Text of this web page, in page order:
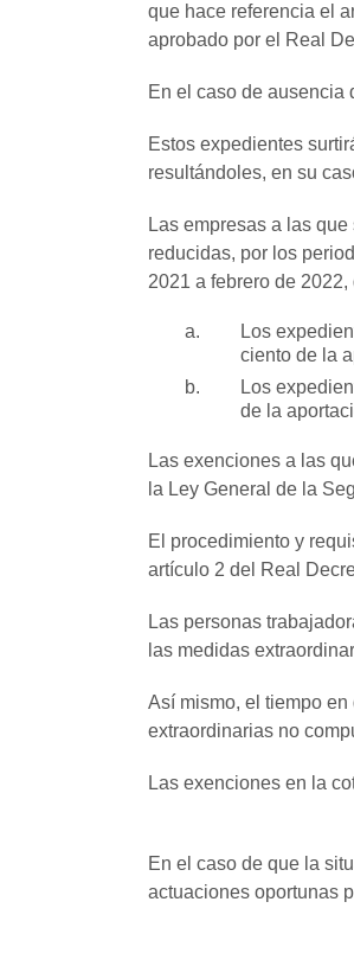
que hace referencia el
aprobado por el Real
En el caso de ausencia
Estos expedientes
resultándoles, en su
Las empresas a las
reducidas, por los
2021 a febrero de
Los
ciento de la
Los
de la
Las exenciones a las
la Ley General de la
El procedimiento y
artículo 2 del Real
Las personas
las medidas
Así mismo, el tiempo
extraordinarias no
Las exenciones en la
En el caso de que la
actuaciones oportunas